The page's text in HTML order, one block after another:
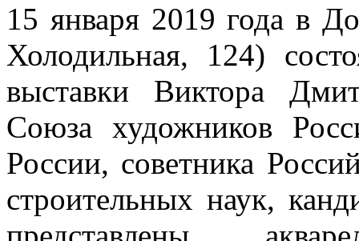
15 января 2019 года в
Холодильная, 124)
выставки Виктора
Союза художников
России, советника
строительных наук,